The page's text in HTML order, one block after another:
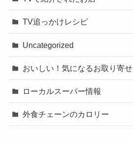
TV追っかけレシピ
Uncategorized
おいしい！気になるお取り寄せ
ローカルスーパー情報
外食チェーンのカロリー